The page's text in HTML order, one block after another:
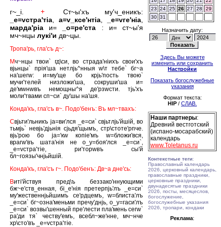
г~_i.
Ст~ы'хъ му'ч_еникъ:
_е=vстра'тiа
а=v_ксе'нтiа _е=vге'нiа
марда'рiа и= _о=ре'ста : и= ст~ы'я
мч~нцы лукi'и дв~цы.
Тропа'рь, гла'съ д~:
Мч~нцы твои` гд\си, во страда'нiихъ свои'хъ
вjьнцы` прiя'ша нетлjь^нныя w\т тебе` бг~а
на'шегw: и=му'ще бо крjь'пость твою`
мучи'телей низложи'ша, сокруши'ша и=
де'мwнwвъ немощны^я де'рзwсти. тjь'хъ
моли'твами сп~си` ду'шы на'шя.
Конда'къ, гла'съ в~. Подо'бенъ: Въ мл~твахъ:
Свjьти'льникъ jа=ви'лся _е=си` свjьтлjь'йшiй, во
тьмjь` невjь'дjьнiя сjьдя'щымъ, стр\стоте'рпче.
вjь'рою бо jа='кw копiе'мъ w=бложи'вся,
врагw'въ шата'нiя не о_у=боя'лся _е=си`,
_е=vстра'тiе, ри'торwвъ сы'й
бл~гоязы'чнjьйшiй.
Конда'къ, гла'съ г~. Подо'бенъ: Дв~а дне'сь:
Витi'йствуя пред\ъ беззако'ннующими
бж~е'ств_енная, бi_е'нiя претерпjь'лъ _е=си`
му'жественнjьйшимъ се'рдцемъ, w=блиста'лъ
_е=си` бг~озна'меньми пречу'днjь, о_у=гаси'лъ
_е=си` возвы'шенный пре'лести пла'мень сегw`
ра'ди тя` честву'емъ, всебл~же'нне, мч~нче
хр\сто'въ _е=vстра'тiе.
23
24 25 26 27 28
29
30 31
Назначить дату:
Здесь Вы можете
изменить или сохранить
Настройки
Показать богослужебные
указания
Формат текста:
HIP / СЛАВ.
Наши партнеры:
Древний вестготский
(испано-мосарабский)
календарь
www.Toletanus.ru
Контекстные теги:
Православный календарь
2026, церковный календарь,
православные праздники,
церковные праздники,
двунадесятые праздники
2026, посты, месяцеслов,
богослужение,
богослужебные указания
2026, тропари, кондаки
Реклама: